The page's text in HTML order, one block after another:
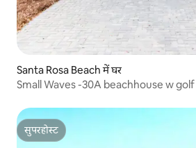
Santa Rosa Beach में घर
Small Waves -30A beachhouse w
सुपरहोस्ट
सुपरहोस्ट